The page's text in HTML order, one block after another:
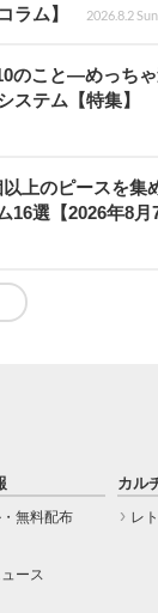
ラム】
2026.8.2
のこと―めっち
ステム【特集】
上のピースを集
選【2026年8月7
無料配布
ース
カル
レ